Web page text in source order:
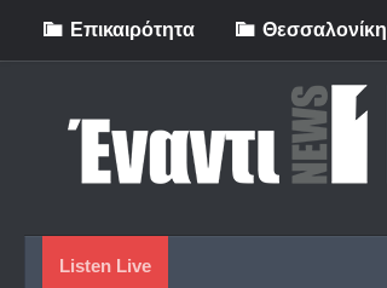
Skip to content
Eπικαιρότητα Θεσσαλονίκη
Listen Live